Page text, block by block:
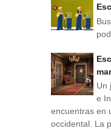
Un
e
encuentras en
occidental. La